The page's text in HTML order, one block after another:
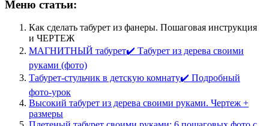
Меню статьи:
Как сделать табурет из фанеры. Пошаговая инструкция
и ЧЕРТЕЖ
МАГНИТНЫЙ табурет✔️ Табурет из дерева своими
руками (фото)
Табурет-стульчик в детскую комнату✔️ Подробный
фото-урок
Высокий табурет из дерева своими руками. Чертеж +
размеры